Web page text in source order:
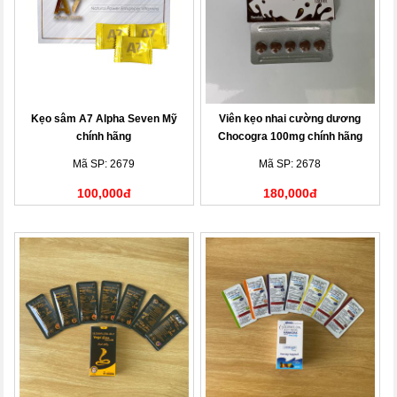
Kẹo sâm A7 Alpha Seven Mỹ
chính hãng
Mã SP: 2679
100,000đ
Viên kẹo nhai cường dương
Chocogra 100mg chính hãng
Mã SP: 2678
180,000đ